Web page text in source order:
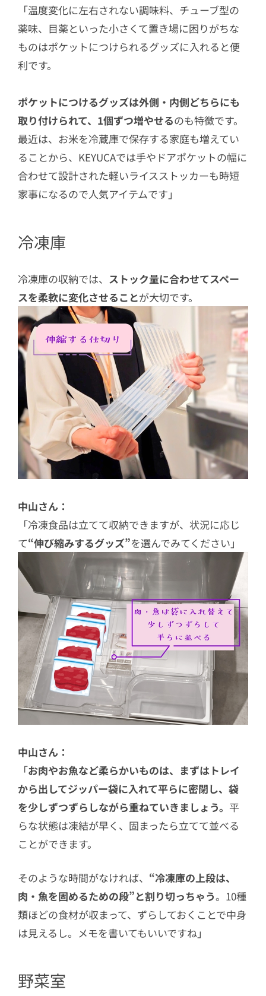
「温度変化に左右されない調味料、チューブ型の
薬味、目薬といった小さくて置き場に困りがちな
ものはポケットにつけられるグッズに入れると便
利です。
ポケットにつけるグッズは外側・内側どちらにも
取り付けられて、1個ずつ増やせるのも特徴です。
最近は、お米を冷蔵庫で保存する家庭も増えてい
ることから、KEYUCAでは手やドアポケットの幅に
合わせて設計された軽いライスストッカーも時短
家事になるので人気アイテムです」
冷凍庫
冷凍庫の収納では、 ストック量に合わせてスペー
スを柔軟に変化させることが大切です。
中山さん：
「冷凍食品は立てて収納できますが、状況に応じ
て“伸び縮みするグッズ”を選んでみてください」
中山さん：
「お肉やお魚など柔らかいものは、まずはトレイ
から出してジッパー袋に入れて平らに密閉し、袋
を少しずつずらしながら重ねていきましょう。 平
らな状態は凍結が早く、固まったら立てて並べる
ことができます。
そのような時間がなければ、 “冷凍庫の上段は、
肉・魚を固めるための段”と割り切っちゃう。10種
類ほどの食材が収まって、ずらしておくことで中身
は見えるし。メモを書いてもいいですね」
野菜室